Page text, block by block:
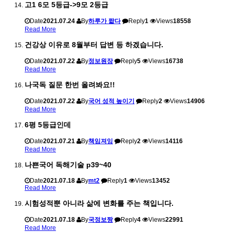
고1 6모 5등급->9모 2등급
Date2021.07.24 By하루가 짧다 Reply1 Views18558
Read More
건강상 이유로 8월부터 답변 등 하겠습니다.
Date2021.07.22 By정보원장 Reply5 Views16738
Read More
나국독 질문 한번 올려봐요!!
Date2021.07.22 By국어 성적 높이기 Reply2 Views14906
Read More
6평 5등급인데
Date2021.07.21 By책임져잉 Reply2 Views14116
Read More
나쁜국어 독해기술 p39~40
Date2021.07.18 Bymt2 Reply1 Views13452
Read More
시험성적뿐 아니라 삶에 변화를 주는 책입니다.
Date2021.07.18 By국정보짱 Reply4 Views22991
Read More